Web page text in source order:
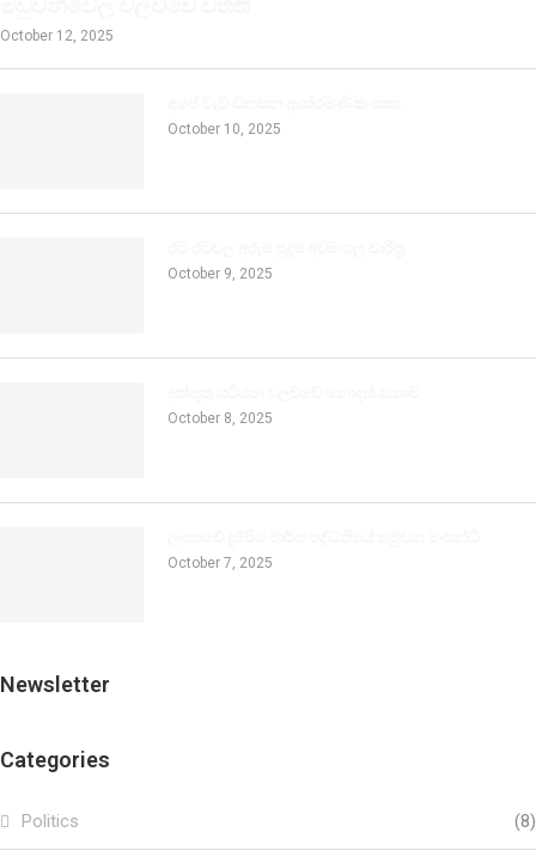
October 12, 2025
October 10, 2025
October 9, 2025
October 8, 2025
October 7, 2025
Newsletter
Categories
Politics (8)